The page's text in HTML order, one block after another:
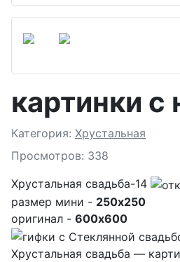
картинки
Подробности
Категория: Хрустальная
Просмотров: 338
Хрустальная свадьба-14
размер мини - 250x250
оригинал - 600x600
Хрустальная свадьба —